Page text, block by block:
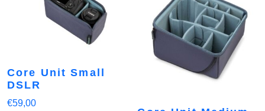
Core Unit Small
DSLR
€59,00